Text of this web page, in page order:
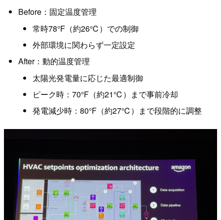
Before：固定温度管理
常時78°F（約26℃）での制御
外部環境に関わらず一定設定
After：動的温度管理
太陽光発電量に応じた最適制御
ピーク時：70°F（約21℃）まで事前冷却
発電減少時：80°F（約27℃）まで段階的に調整